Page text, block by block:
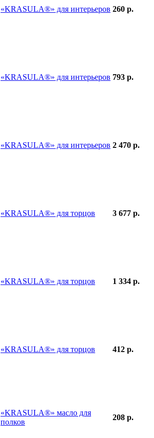
«KRASULA®» для интерьеров 260 р.
«KRASULA®» для интерьеров 793 р.
«KRASULA®» для интерьеров 2 470 р.
«KRASULA®» для торцов 3 677 р.
«KRASULA®» для торцов 1 334 р.
«KRASULA®» для торцов 412 р.
«KRASULA®» масло для
полков
208 р.